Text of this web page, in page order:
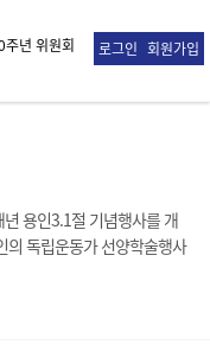
로그인 회원가입
용인3.1절 기념행사를 개
의 독립운동가 선양학술행사